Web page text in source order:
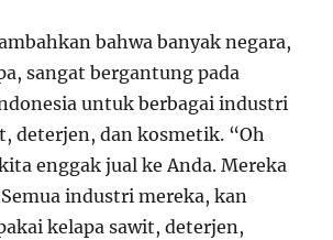
bahwa banyak negara,
sangat bergantung pada
untuk berbagai industri
deterjen, dan kosmetik. “Oh
enggak jual ke Anda. Mereka
industri mereka, kan
kelapa sawit, deterjen,